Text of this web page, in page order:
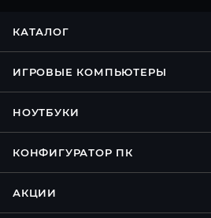
КАТАЛОГ
ИГРОВЫЕ КОМПЬЮТЕРЫ
НОУТБУКИ
КОНФИГУРАТОР ПК
АКЦИИ